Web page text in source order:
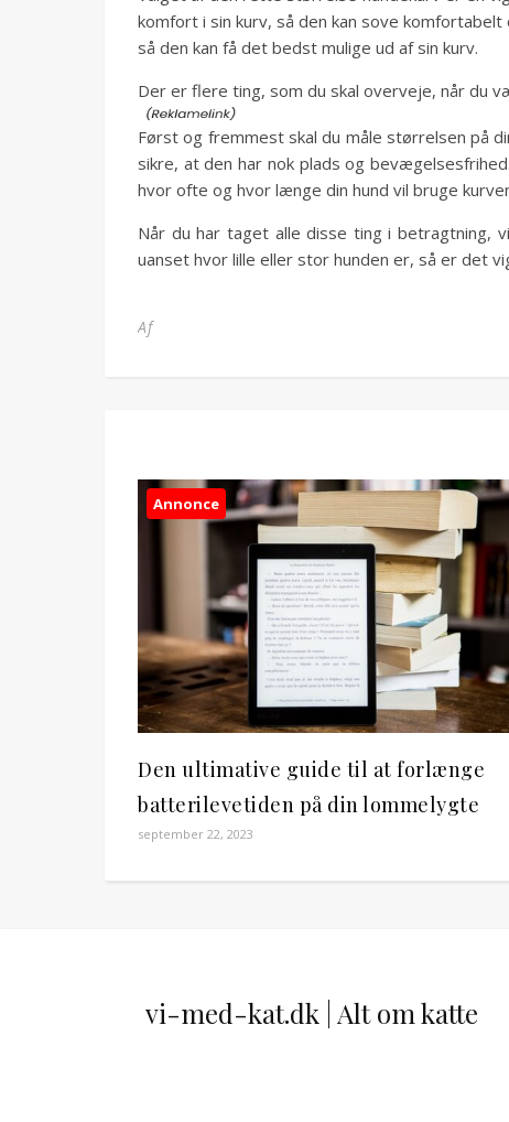
komfort i sin kurv, så den kan sove
så den kan få det bedst mulige ud af sin kurv.
Der er flere ting, som du skal overveje, når du
Først og fremmest skal du måle størrelsen på
sikre, at den har nok plads og
hvor ofte og hvor længe din hund vil bruge
Når du har taget alle disse ting i betragtning,
uanset hvor lille eller stor hunden er, så er det
Af
Annonce
Den ultimative guide til at forlænge
batterilevetiden på din lommelygte
september 22, 2023
vi-med-kat.dk | Alt om katte